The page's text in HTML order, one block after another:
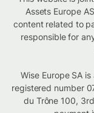
Assets Europe
content related to
responsible for
Wise Europe SA
registered number
du Trône 100,